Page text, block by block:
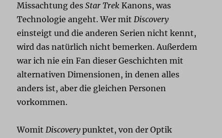
Missachtung desStar Trek Kanons, was
Technologie angeht. Wer mitDiscovery
einsteigt und die anderen Serien nicht kennt,
wird das natürlich nicht bemerken. Außerdem
war ich nie ein Fan dieser Geschichten mit
alternativen Dimensionen, in denen alles
anders ist, aber die gleichen Personen
vorkommen.
WomitDiscoverypunktet, von der Optik